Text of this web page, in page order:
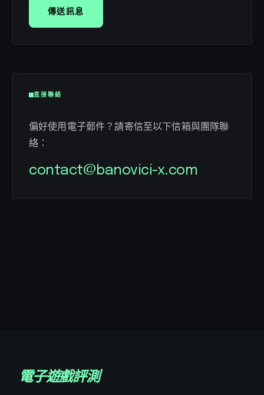
傳送訊息
直接聯絡
偏好使用電子郵件？請寄信至以下信箱與團隊聯
絡：
contact@banovici-x.com
電子遊戲評測